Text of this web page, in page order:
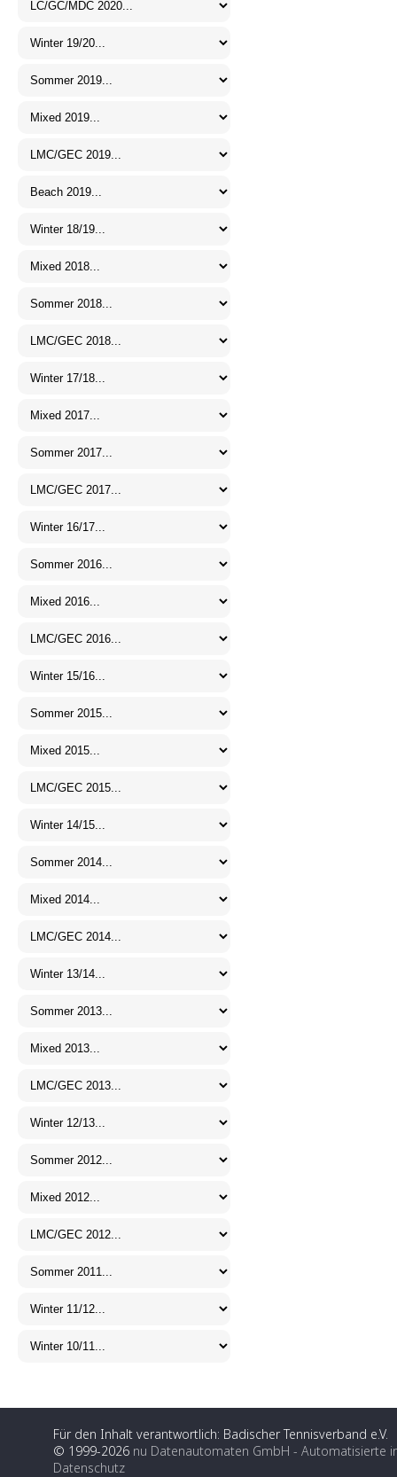
Für den Inhalt verantwortlich: Badischer Tennisverband e.V.
© 1999-2026 nu Datenautomaten GmbH - Automatisierte
Datenschutz